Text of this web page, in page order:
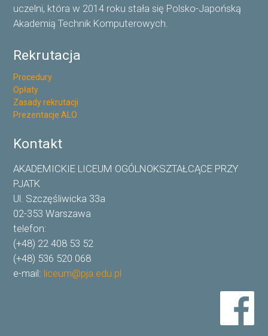
uczelni, która w 2014 roku stała się Polsko-Japońską
Akademią Technik Komputerowych.
Rekrutacja
Procedury
Opłaty
Zasady rekrutacji
Prezentacje ALO
Kontakt
AKADEMICKIE LICEUM OGÓLNOKSZTAŁCĄCE PRZY
PJATK
Ul. Szczęśliwicka 33a
02-353 Warszawa
telefon:
(+48) 22 408 53 52
(+48) 536 520 068
e-mail: liceum@pja.edu.pl